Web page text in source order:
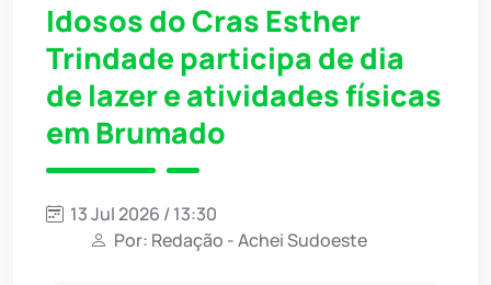
Idosos do Cras Esther
Trindade participa de dia
de lazer e atividades físicas
em Brumado
13 Jul 2026 / 13:30
Por: Redação - Achei Sudoeste